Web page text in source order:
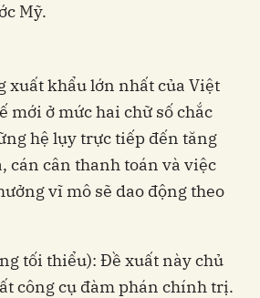
Mỹ.
xuất khẩu lớn nhất của Việt
mới ở mức hai chữ số chắc
hệ lụy trực tiếp đến tăng
cán cân thanh toán và việc
vĩ mô sẽ dao động theo
tối thiểu): Đề xuất này chủ
công cụ đàm phán chính trị.